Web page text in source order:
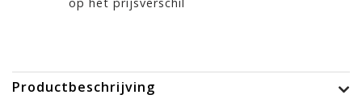
Productbeschrijving